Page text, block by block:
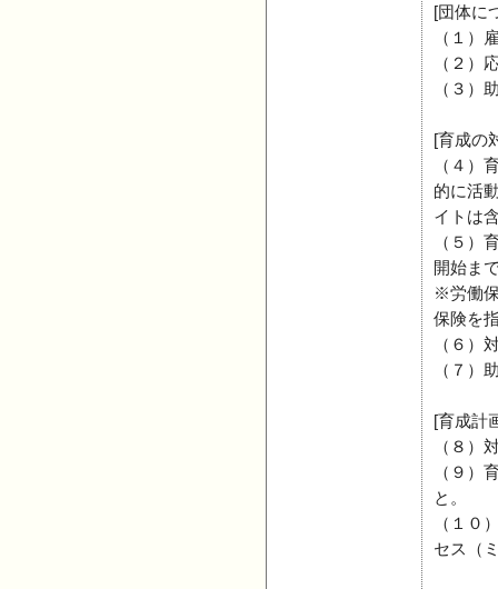
[団体に
（１）
（２）
（３）
[育成の
（４）
的に活
イトは
（５）
開始ま
※労働
保険を
（６）
（７）
[育成計
（８）
（９）
と。
（１０
セス（